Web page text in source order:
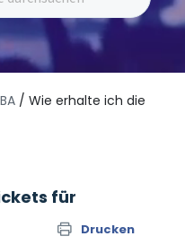
/ Wie erhalte ich die
für
Drucken